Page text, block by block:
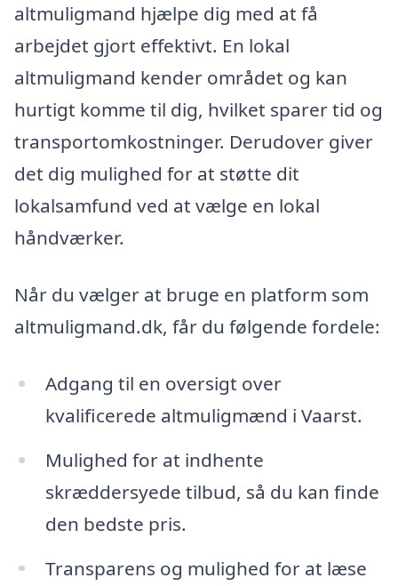
altmuligmand hjælpe dig med at få
arbejdet gjort effektivt. En lokal
altmuligmand kender området og kan
hurtigt komme til dig, hvilket sparer tid og
transportomkostninger. Derudover giver
det dig mulighed for at støtte dit
lokalsamfund ved at vælge en lokal
håndværker.
Når du vælger at bruge en platform som
altmuligmand.dk, får du følgende fordele:
Adgang til en oversigt over
kvalificerede altmuligmænd i Vaarst.
Mulighed for at indhente
skræddersyede tilbud, så du kan finde
den bedste pris.
Transparens og mulighed for at læse